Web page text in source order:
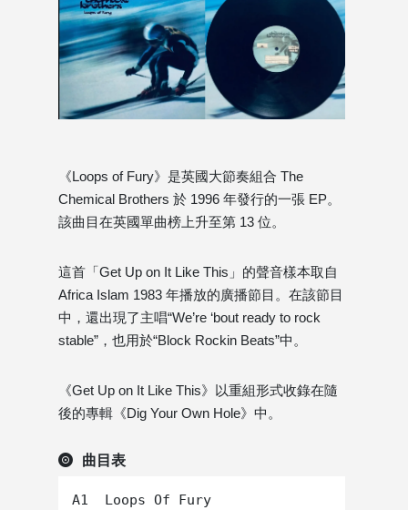
《Loops of Fury》是英國大節奏組合 The
Chemical Brothers 於 1996 年發行的一張 EP。
該曲目在英國單曲榜上升至第 13 位。
這首「Get Up on It Like This」的聲音樣本取自
Africa Islam 1983 年播放的廣播節目。在該節目
中，還出現了主唱“We’re ‘bout ready to rock
stable”，也用於“Block Rockin Beats”中。
《Get Up on It Like This》以重組形式收錄在隨
後的專輯《Dig Your Own Hole》中。
曲目表
A1  Loops Of Fury